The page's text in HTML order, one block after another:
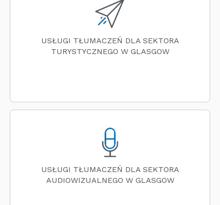
USŁUGI TŁUMACZEŃ DLA SEKTORA
TURYSTYCZNEGO W GLASGOW
USŁUGI TŁUMACZEŃ DLA SEKTORA
AUDIOWIZUALNEGO W GLASGOW